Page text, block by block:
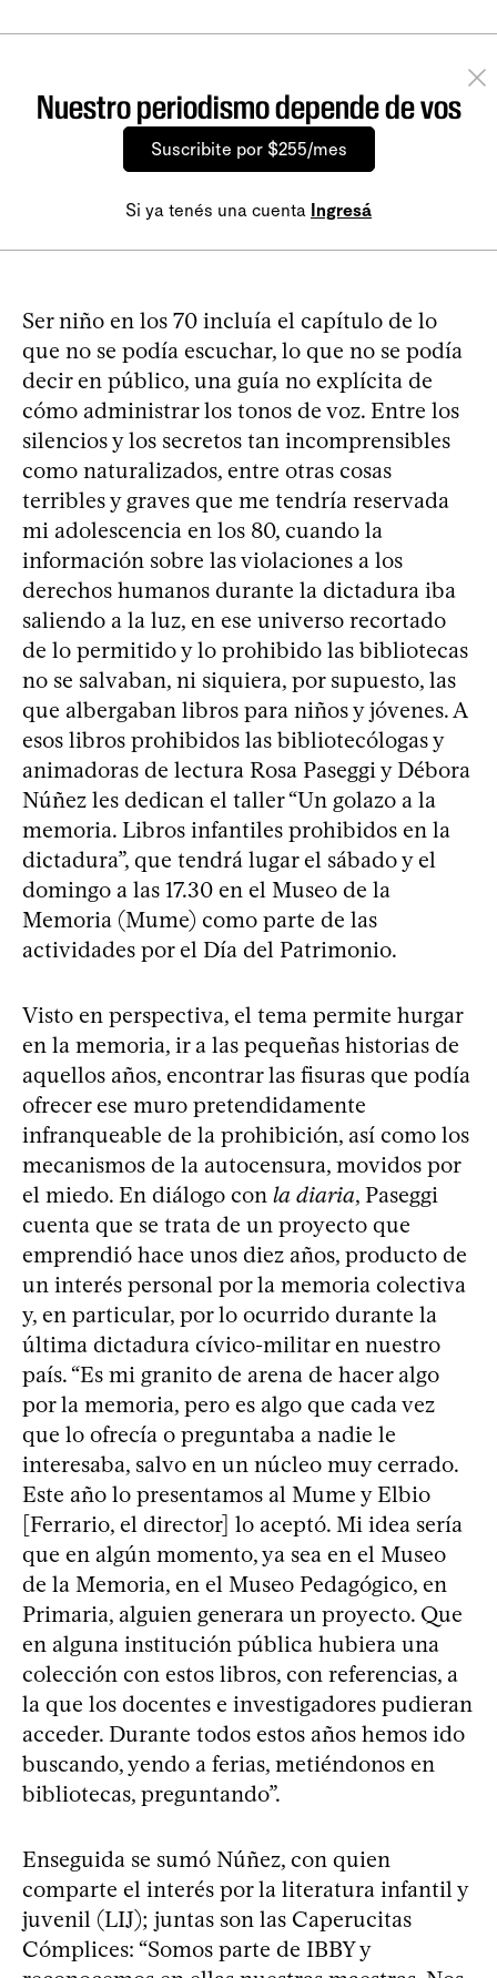
Nuestro periodismo depende de vos
Suscribite por $255/mes
Si ya tenés una cuenta Ingresá
Ser niño en los 70 incluía el capítulo de lo
que no se podía escuchar, lo que no se podía
decir en público, una guía no explícita de
cómo administrar los tonos de voz. Entre los
silencios y los secretos tan incomprensibles
como naturalizados, entre otras cosas
terribles y graves que me tendría reservada
mi adolescencia en los 80, cuando la
información sobre las violaciones a los
derechos humanos durante la dictadura iba
saliendo a la luz, en ese universo recortado
de lo permitido y lo prohibido las bibliotecas
no se salvaban, ni siquiera, por supuesto, las
que albergaban libros para niños y jóvenes. A
esos libros prohibidos las bibliotecólogas y
animadoras de lectura Rosa Paseggi y Débora
Núñez les dedican el taller “Un golazo a la
memoria. Libros infantiles prohibidos en la
dictadura”, que tendrá lugar el sábado y el
domingo a las 17.30 en el Museo de la
Memoria (Mume) como parte de las
actividades por el Día del Patrimonio.
Visto en perspectiva, el tema permite hurgar
en la memoria, ir a las pequeñas historias de
aquellos años, encontrar las fisuras que podía
ofrecer ese muro pretendidamente
infranqueable de la prohibición, así como los
mecanismos de la autocensura, movidos por
el miedo. En diálogo con la diaria, Paseggi
cuenta que se trata de un proyecto que
emprendió hace unos diez años, producto de
un interés personal por la memoria colectiva
y, en particular, por lo ocurrido durante la
última dictadura cívico-militar en nuestro
país. “Es mi granito de arena de hacer algo
por la memoria, pero es algo que cada vez
que lo ofrecía o preguntaba a nadie le
interesaba, salvo en un núcleo muy cerrado.
Este año lo presentamos al Mume y Elbio
[Ferrario, el director] lo aceptó. Mi idea sería
que en algún momento, ya sea en el Museo
de la Memoria, en el Museo Pedagógico, en
Primaria, alguien generara un proyecto. Que
en alguna institución pública hubiera una
colección con estos libros, con referencias, a
la que los docentes e investigadores pudieran
acceder. Durante todos estos años hemos ido
buscando, yendo a ferias, metiéndonos en
bibliotecas, preguntando”.
Enseguida se sumó Núñez, con quien
comparte el interés por la literatura infantil y
juvenil (LIJ); juntas son las Caperucitas
Cómplices: “Somos parte de IBBY y